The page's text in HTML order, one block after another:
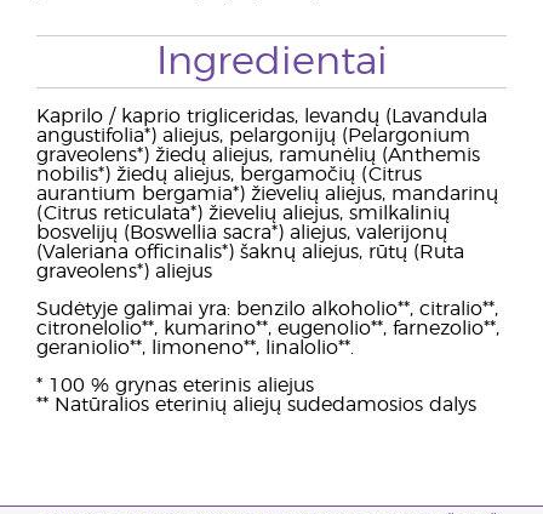
Ingredientai
Kaprilo / kaprio trigliceridas, levandų (Lavandula
angustifolia*) aliejus, pelargonijų (Pelargonium
graveolens*) žiedų aliejus, ramunėlių (Anthemis
nobilis*) žiedų aliejus, bergamočių (Citrus
aurantium bergamia*) žievelių aliejus, mandarinų
(Citrus reticulata*) žievelių aliejus, smilkalinių
bosvelijų (Boswellia sacra*) aliejus, valerijonų
(Valeriana officinalis*) šaknų aliejus, rūtų (Ruta
graveolens*) aliejus
Sudėtyje galimai yra: benzilo alkoholio**, citralio**,
citronelolio**, kumarino**, eugenolio**, farnezolio**,
geraniolio**, limoneno**, linalolio**.
* 100 % grynas eterinis aliejus
** Natūralios eterinių aliejų sudedamosios dalys